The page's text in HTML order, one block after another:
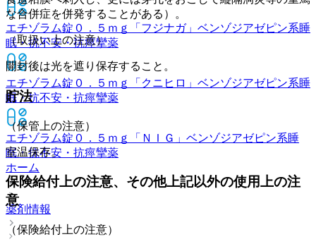
エチゾラム錠０．５ｍｇ「フジナガ」 ベンゾジアゼピン系睡
眠・抗不安・抗痙攣薬
エチゾラム錠０．５ｍｇ「クニヒロ」 ベンゾジアゼピン系睡
眠・抗不安・抗痙攣薬
エチゾラム錠０．５ｍｇ「ＮＩＧ」 ベンゾジアゼピン系睡
眠・抗不安・抗痙攣薬
ホーム
薬剤情報
な合併症を併発することがある）。
（取扱い上の注意）
開封後は光を遮り保存すること。
貯法
（保管上の注意）
室温保存。
保険給付上の注意、その他上記以外の使用上の注
意
（保険給付上の注意）